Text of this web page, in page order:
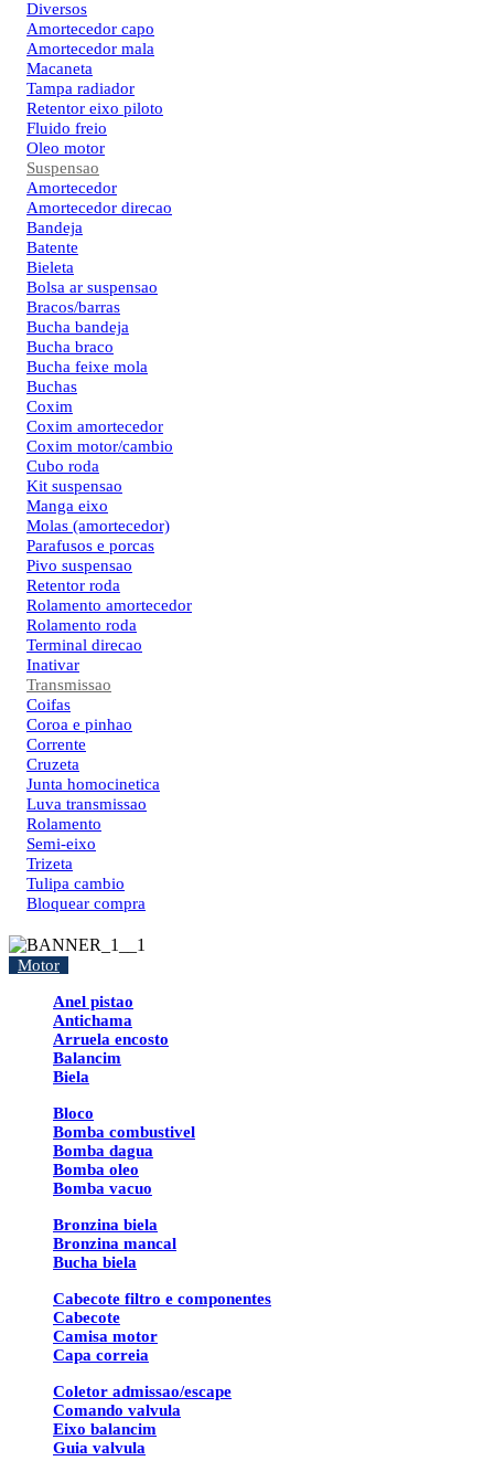
Diversos
Amortecedor capo
Amortecedor mala
Macaneta
Tampa radiador
Retentor eixo piloto
Fluido freio
Oleo motor
Suspensao
Amortecedor
Amortecedor direcao
Bandeja
Batente
Bieleta
Bolsa ar suspensao
Bracos/barras
Bucha bandeja
Bucha braco
Bucha feixe mola
Buchas
Coxim
Coxim amortecedor
Coxim motor/cambio
Cubo roda
Kit suspensao
Manga eixo
Molas (amortecedor)
Parafusos e porcas
Pivo suspensao
Retentor roda
Rolamento amortecedor
Rolamento roda
Terminal direcao
Inativar
Transmissao
Coifas
Coroa e pinhao
Corrente
Cruzeta
Junta homocinetica
Luva transmissao
Rolamento
Semi-eixo
Trizeta
Tulipa cambio
Bloquear compra
Motor
Anel pistao
Antichama
Arruela encosto
Balancim
Biela
Bloco
Bomba combustivel
Bomba dagua
Bomba oleo
Bomba vacuo
Bronzina biela
Bronzina mancal
Bucha biela
Cabecote filtro e componentes
Cabecote
Camisa motor
Capa correia
Coletor admissao/escape
Comando valvula
Eixo balancim
Guia valvula